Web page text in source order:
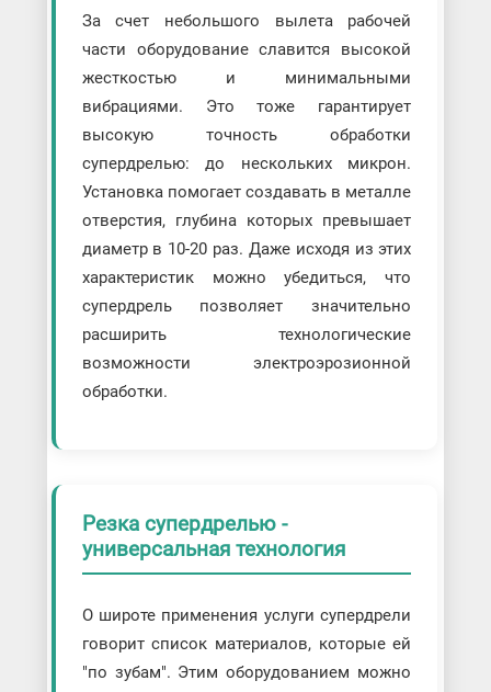
За счет небольшого вылета рабочей
части оборудование славится высокой
жесткостью и минимальными
вибрациями. Это тоже гарантирует
высокую точность обработки
супердрелью: до нескольких микрон.
Установка помогает создавать в металле
отверстия, глубина которых превышает
диаметр в 10-20 раз. Даже исходя из этих
характеристик можно убедиться, что
супердрель позволяет значительно
расширить технологические
возможности электроэрозионной
обработки.
Резка супердрелью -
универсальная технология
О широте применения услуги супердрели
говорит список материалов, которые ей
"по зубам". Этим оборудованием можно